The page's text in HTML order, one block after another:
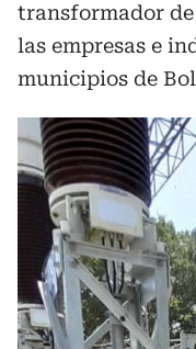
transformador
las empresas e
municipios de